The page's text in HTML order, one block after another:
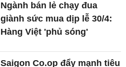
Ngành bán lẻ chạy đua
giành sức mua dịp lễ 30/4:
Hàng Việt 'phủ sóng'
Saigon Co.op đẩy mạnh tiêu